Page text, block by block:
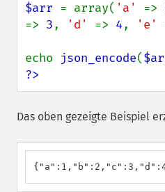
$arr = array( 'a' =>
=> 3, 'd' => 4, 'e'
echo json_encode(
?>
Das oben gezeigte Beispiel